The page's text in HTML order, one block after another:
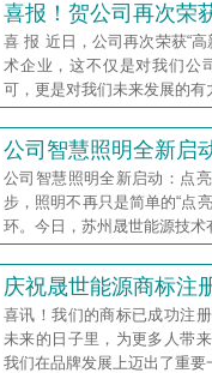
喜报！贺公司再次荣
喜 报 近日，公司再次荣获“
术企业，这不仅是对我们公
可，更是对我们未来发展的有
公司智慧照明全新启
公司智慧照明全新启动：点
步，照明不再只是简单的“点
环。今日，苏州晟世能源技
庆祝晟世能源商标注
喜讯！我们的商标已成功注
未来的日子里，为更多人带
我们在品牌发展上迈出了重要